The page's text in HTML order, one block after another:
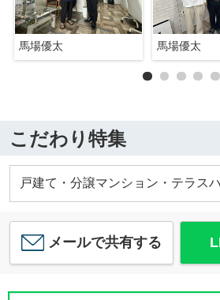
馬場優太 馬場優太
こだわり特集
戸建て・分譲マンション・テラス
メールで共有する